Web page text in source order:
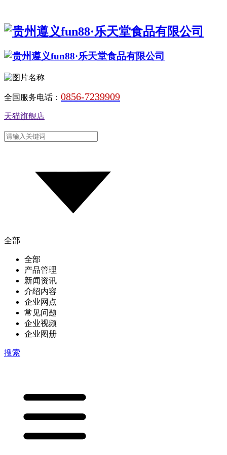
全国服务电话： 0856-7239909
天猫旗舰店
全部
全部
产品管理
新闻资讯
介绍内容
企业网点
常见问题
企业视频
企业图册
搜索